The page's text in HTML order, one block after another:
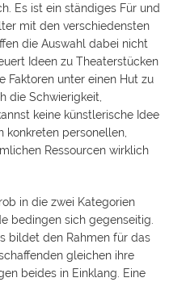
Es ist ein ständiges Für und
mit den verschiedensten
die Auswahl dabei nicht
Ideen zu Theaterstücken
Faktoren unter einen Hut zu
die Schwierigkeit,
keine künstlerische Idee
konkreten personellen,
Ressourcen wirklich
in die zwei Kategorien
bedingen sich gegenseitig.
bildet den Rahmen für das
gleichen ihre
beides in Einklang. Eine